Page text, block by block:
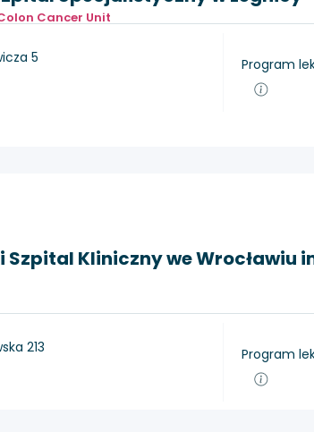
Cancer Unit
5 Program
Szpital Kliniczny we Wrocławiu
213 Program